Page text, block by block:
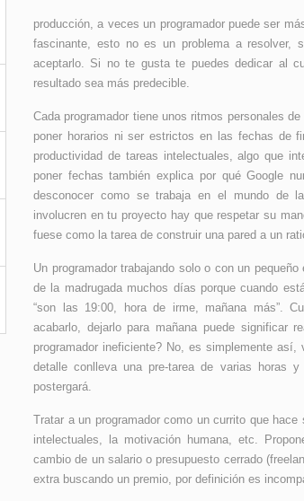
producción, a veces un programador puede ser
fascinante, esto no es un problema a resolver,
aceptarlo. Si no te gusta te puedes dedicar al
resultado sea más predecible.
Cada programador tiene unos ritmos personales
poner horarios ni ser estrictos en las fechas de
productividad de tareas intelectuales, algo que
poner fechas también explica por qué Google
desconocer como se trabaja en el mundo de
involucren en tu proyecto hay que respetar su
fuese como la tarea de construir una pared a un
Un programador trabajando solo o con un
de la madrugada muchos días porque cuando
“son las 19:00, hora de irme, mañana más”.
acabarlo, dejarlo para mañana puede significar
programador ineficiente? No, es simplemente
detalle conlleva una pre-tarea de varias horas
postergará.
Tratar a un programador como un currito que
intelectuales, la motivación humana, etc.
cambio de un salario o presupuesto cerrado
extra buscando un premio, por definición es